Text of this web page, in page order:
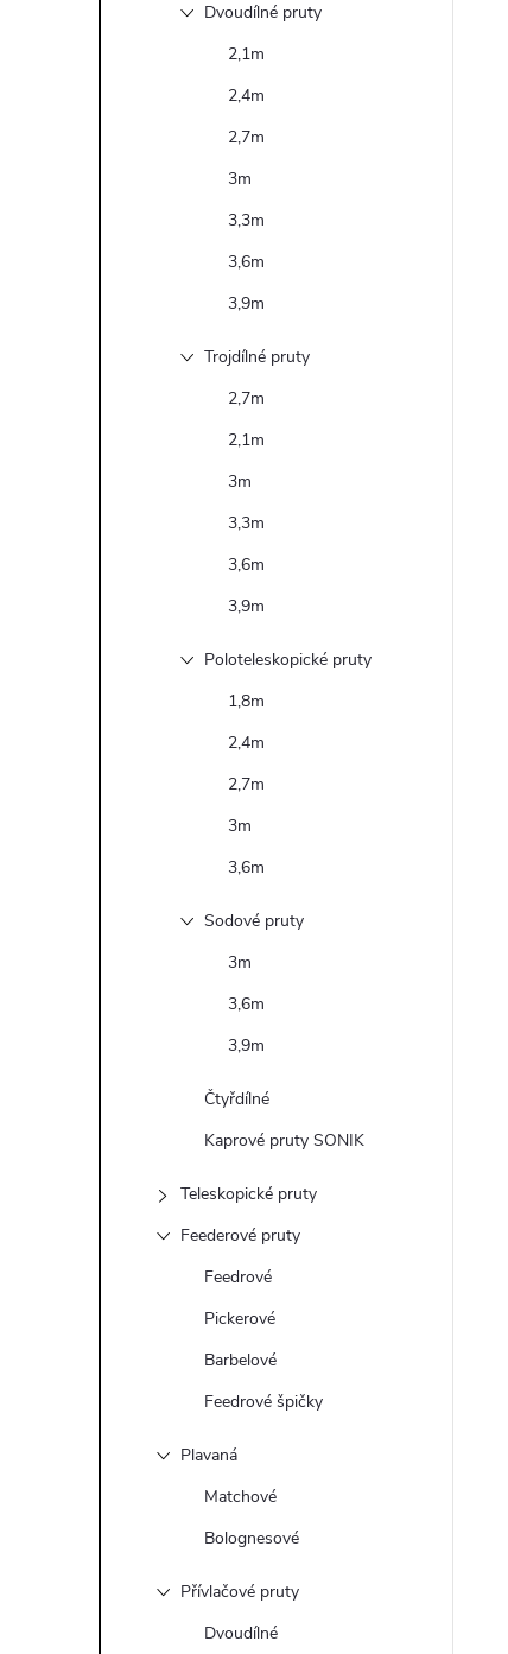
Dvoudílné pruty
2,1m
2,4m
2,7m
3m
3,3m
3,6m
3,9m
Trojdílné pruty
2,7m
2,1m
3m
3,3m
3,6m
3,9m
Poloteleskopické pruty
1,8m
2,4m
2,7m
3m
3,6m
Sodové pruty
3m
3,6m
3,9m
Čtyřdílné
Kaprové pruty SONIK
Teleskopické pruty
Feederové pruty
Feedrové
Pickerové
Barbelové
Feedrové špičky
Plavaná
Matchové
Bolognesové
Přívlačové pruty
Dvoudílné